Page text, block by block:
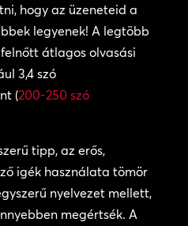
hogy az üzeneteid a
legyenek! A legtöbb
átlagos olvasási
3,4 szó
(200-250 szó
tipp, az erős,
igék használata tömör
nyelvezet mellett,
megértsék. A